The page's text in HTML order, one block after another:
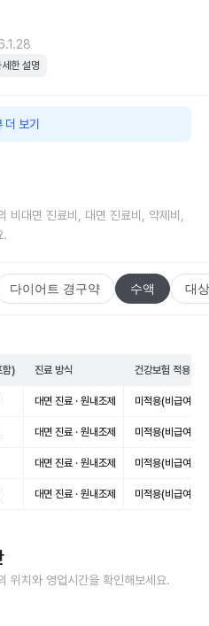
한 설명
더 보기
비대면 진료비, 대면 진료비, 약제비,
.
다이어트 경구약 수액 대
함) 진료 방식 건강보험 적용
대면 진료 · 원내조제 미적용(비급여)
대면 진료 · 원내조제 미적용(비급여)
대면 진료 · 원내조제 미적용(비급여)
대면 진료 · 원내조제 미적용(비급여)
위치와 영업시간을 확인해보세요.